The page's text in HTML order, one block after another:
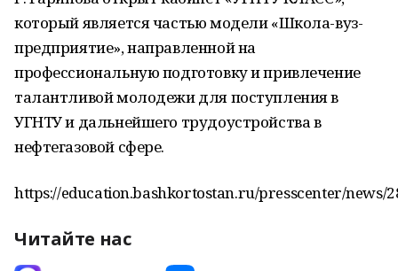
который является частью модели «Школа-вуз-
предприятие», направленной на
профессиональную подготовку и привлечение
талантливой молодежи для поступления в
УГНТУ и дальнейшего трудоустройства в
нефтегазовой сфере.
https://education.bashkortostan.ru/presscenter/news/
Читайте нас